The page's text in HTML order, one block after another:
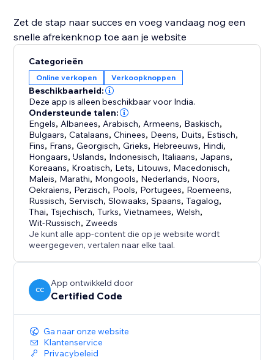
Zet de stap naar succes en voeg vandaag nog een
snelle afrekenknop toe aan je website
Categorieën
Online verkopen Verkoopknoppen
Beschikbaarheid:
Deze app is alleen beschikbaar voor India.
Ondersteunde talen:
Engels, Albanees, Arabisch, Armeens, Baskisch,
Bulgaars,Catalaans,Chinees, Deens, Duits, Estisch,
Fins, Frans,Georgisch,Grieks, Hebreeuws, Hindi,
Hongaars,IJslands, Indonesisch, Italiaans, Japans,
Koreaans, Kroatisch, Lets, Litouws, Macedonisch,
Maleis, Marathi, Mongools, Nederlands, Noors,
Oekraïens, Perzisch, Pools, Portugees, Roemeens,
Russisch,Servisch,Slowaaks,Spaans,Tagalog,
Thai,Tsjechisch,Turks,Vietnamees,Welsh,
Wit-Russisch, Zweeds
Je kunt alle app-content die op je website wordt
weergegeven, vertalen naar elke taal.
CC
App ontwikkeld door
Certified Code
Ga naar onze website
Klantenservice
Privacybeleid